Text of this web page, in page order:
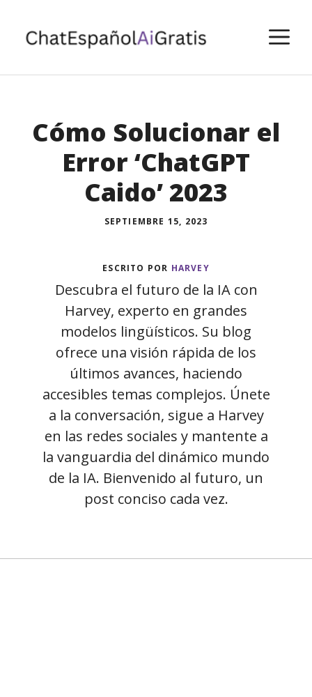
contenido
Cómo Solucionar el
Error ‘ChatGPT
Caido’ 2023
SEPTIEMBRE 15, 2023
ESCRITO POR HARVEY
Descubra el futuro de la IA con
Harvey, experto en grandes
modelos lingüísticos. Su blog
ofrece una visión rápida de los
últimos avances, haciendo
accesibles temas complejos. Únete
a la conversación, sigue a Harvey
en las redes sociales y mantente a
la vanguardia del dinámico mundo
de la IA. Bienvenido al futuro, un
post conciso cada vez.